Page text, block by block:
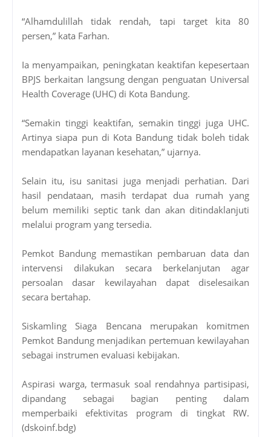
“Alhamdulillah tidak rendah, tapi target kita 80
persen,” kata Farhan.
Ia menyampaikan, peningkatan keaktifan kepesertaan
BPJS berkaitan langsung dengan penguatan Universal
Health Coverage (UHC) di Kota Bandung.
“Semakin tinggi keaktifan, semakin tinggi juga UHC.
Artinya siapa pun di Kota Bandung tidak boleh tidak
mendapatkan layanan kesehatan,” ujarnya.
Selain itu, isu sanitasi juga menjadi perhatian. Dari
hasil pendataan, masih terdapat dua rumah yang
belum memiliki septic tank dan akan ditindaklanjuti
melalui program yang tersedia.
Pemkot Bandung memastikan pembaruan data dan
intervensi dilakukan secara berkelanjutan agar
persoalan dasar kewilayahan dapat diselesaikan
secara bertahap.
Siskamling Siaga Bencana merupakan komitmen
Pemkot Bandung menjadikan pertemuan kewilayahan
sebagai instrumen evaluasi kebijakan.
Aspirasi warga, termasuk soal rendahnya partisipasi,
dipandang sebagai bagian penting dalam
memperbaiki efektivitas program di tingkat RW.
(dskoinf.bdg)